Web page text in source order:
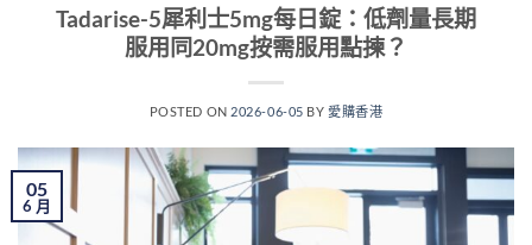
Tadarise-5犀利士5mg每日錠：低劑量長期
服用同20mg按需服用點揀？
POSTED ON 2026-06-05 BY愛購香港
05
6 月